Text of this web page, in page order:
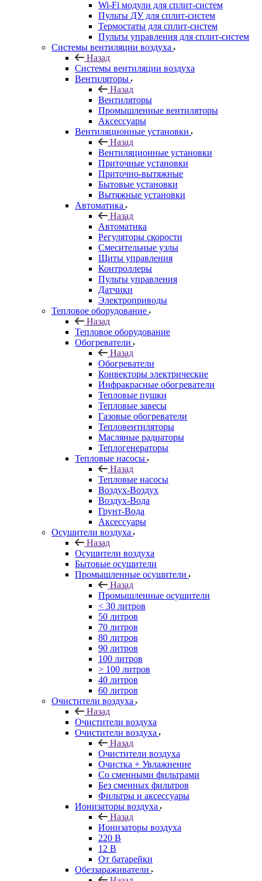
Wi-Fi модули для сплит-систем
Пульты ДУ для сплит-систем
Термостаты для сплит-систем
Пульты управления для сплит-систем
Системы вентиляции воздуха
Назад
Системы вентиляции воздуха
Вентиляторы
Назад
Вентиляторы
Промышленные вентиляторы
Аксессуары
Вентиляционные установки
Назад
Вентиляционные установки
Приточные установки
Приточно-вытяжные
Бытовые установки
Вытяжные установки
Автоматика
Назад
Автоматика
Регуляторы скорости
Смесительные узлы
Щиты управления
Контроллеры
Пульты управления
Датчики
Электроприводы
Тепловое оборудование
Назад
Тепловое оборудование
Обогреватели
Назад
Обогреватели
Конвекторы электрические
Инфракрасные обогреватели
Тепловые пушки
Тепловые завесы
Газовые обогреватели
Тепловентиляторы
Масляные радиаторы
Теплогенераторы
Тепловые насосы
Назад
Тепловые насосы
Воздух-Воздух
Воздух-Вода
Грунт-Вода
Аксессуары
Осушители воздуха
Назад
Осушители воздуха
Бытовые осушители
Промышленные осушители
Назад
Промышленные осушители
< 30 литров
50 литров
70 литров
80 литров
90 литров
100 литров
> 100 литров
40 литров
60 литров
Очистители воздуха
Назад
Очистители воздуха
Очистители воздуха
Назад
Очистители воздуха
Очистка + Увлажнение
Cо сменными фильтрами
Без сменных фильтров
Фильтры и аксессуары
Ионизаторы воздуха
Назад
Ионизаторы воздуха
220 В
12 В
От батарейки
Обеззараживатели